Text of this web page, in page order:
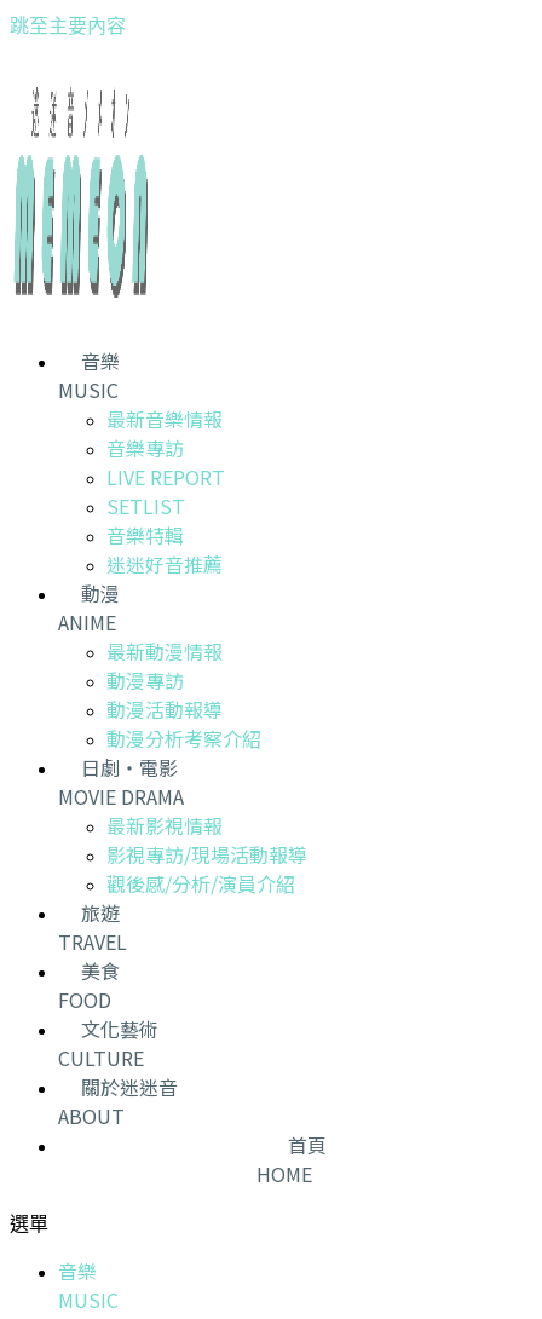
跳至主要內容
音樂
MUSIC
最新音樂情報
音樂專訪
LIVE REPORT
SETLIST
音樂特輯
迷迷好音推薦
動漫
ANIME
最新動漫情報
動漫專訪
動漫活動報導
動漫分析考察介紹
日劇・電影
MOVIE DRAMA
最新影視情報
影視專訪/現場活動報導
觀後感/分析/演員介紹
旅遊
TRAVEL
美食
FOOD
文化藝術
CULTURE
關於迷迷音
ABOUT
首頁
HOME
選單
音樂
MUSIC